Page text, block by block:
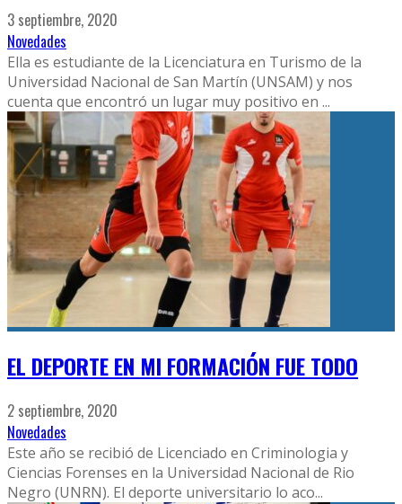
3 septiembre, 2020
Novedades
Ella es estudiante de la Licenciatura en Turismo de la
Universidad Nacional de San Martín (UNSAM) y nos
cuenta que encontró un lugar muy positivo en ...
EL DEPORTE EN MI FORMACIÓN FUE TODO
2 septiembre, 2020
Novedades
Este año se recibió de Licenciado en Criminologia y
Ciencias Forenses en la Universidad Nacional de Rio
Negro (UNRN). El deporte universitario lo aco...